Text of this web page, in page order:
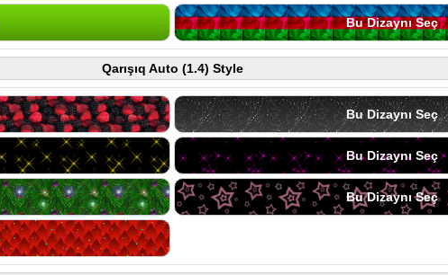
Bu Dizaynı Seç
Qarışıq Auto (1.4) Style
Bu Dizaynı Seç
Bu Dizaynı Seç
Bu Dizaynı Seç